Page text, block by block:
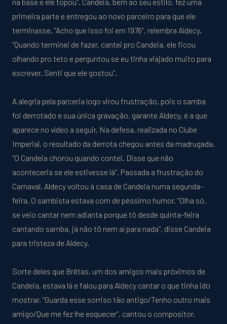
primeira parte e entregou ao novo parceiro para que ele
terminasse. “Acho que isso foi em 1976”, relembra Aldecy.
“Quando terminei de fazer, cantei pro Candeia, ele ficou
olhando pro teto e perguntou se eu tinha viajado muito para
escrever. Senti que ele gostou”.
A alegria pela parceria logo virou frustração, pois o samba
foi derrotado e sua única gravação, garante Aldecy, é a que
aparece no vídeo a seguir. Na defesa, realizada no Clube
Imperial, o resultado da derrota chegou antes da madrugada.
“O Candeia chorou quando contei. Disse que não
aconteceria se ele estivesse lá”. Passada a frustração do
Carnaval, Aldecy voltou à casa de Candeia numa segunda-
feira. O sambista estava com de péssimo humor. “Olha só,
se veio cantar nem adianta porque tô desde quinta-feira
cantando samba, já não tô nem aí para nada”, disse Candeia
para tristeza de Aldecy.
Sorte deles que Brêtas, um dos amigos mais próximos de
Candeia, estava lá e falou para Aldecy cantar o que tinha ido
mostrar. “Guarda esse sorriso tão antigo/Tenho outro mais
amigo/Que me fez lhe esquecer”, cantou o compositor.